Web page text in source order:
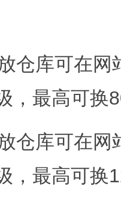
仓库可在
，最高可换
仓库可在
，最高可换